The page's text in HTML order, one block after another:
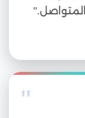
المتواصل."
"